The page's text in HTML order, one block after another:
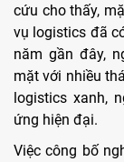
cứu cho thấy,
vụ logistics đã
năm gần đây,
mặt với nhiều
logistics xanh,
ứng hiện đại.
Việc công bố